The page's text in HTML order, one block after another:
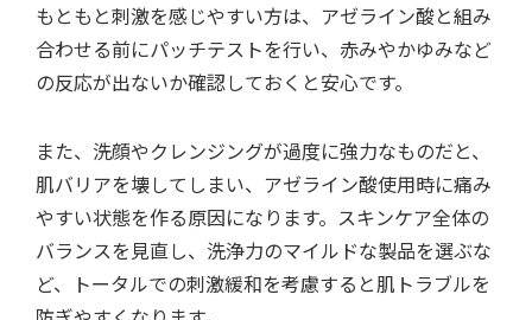
もともと刺激を感じやすい方は、アゼライン酸と組み
合わせる前にパッチテストを行い、赤みやかゆみなど
の反応が出ないか確認しておくと安心です。
また、洗顔やクレンジングが過度に強力なものだと、
肌バリアを壊してしまい、アゼライン酸使用時に痛み
やすい状態を作る原因になります。スキンケア全体の
バランスを見直し、洗浄力のマイルドな製品を選ぶな
ど、トータルでの刺激緩和を考慮すると肌トラブルを